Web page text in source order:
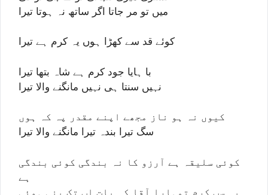
میں تو مر جاتا اگر ساتھ نہ ہوتا تیرا
کوئے قد سے کھڑا ہوں یہ کرم ہے تیرا
با ہایا جود کرم ہے شاہ بتھا تیرا
نہیں سنتا ہی نہیں مانگنے والا تیرا
کیوں نہ ہو ناز مجھے اپنے مقدر پہ کہ ہوں
سگ تیرا بندہ تیرا مانگنے والا تیرا
کوئی سلیقہ ہے آرزو کا نہ بندگی کوئی بندگی
ہے
یہ سب کرم تمہارا آقا کہ بات اب تک بنی ہوئی